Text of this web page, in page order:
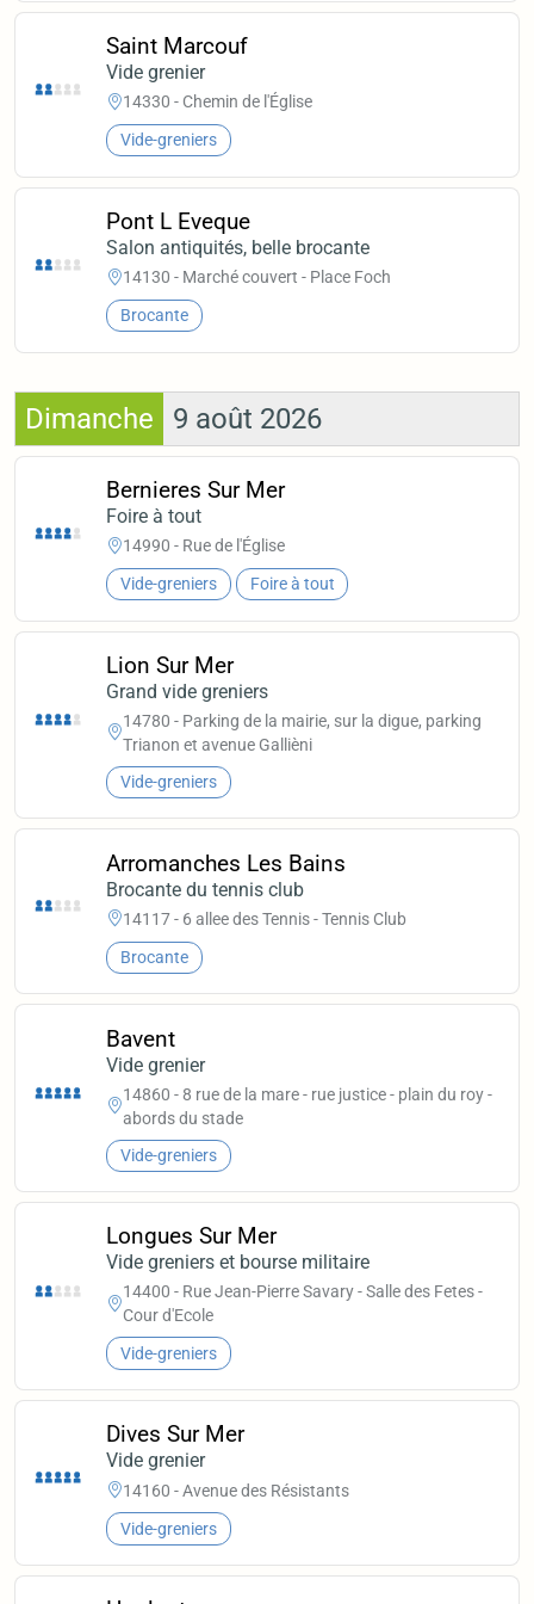
Saint Marcouf
Vide grenier
14330 - Chemin de l'Église
Vide-greniers
Pont L Eveque
Salon antiquités, belle brocante
14130 - Marché couvert - Place Foch
Brocante
Dimanche 9 août 2026
Bernieres Sur Mer
Foire à tout
14990 - Rue de l'Église
Vide-greniers Foire à tout
Lion Sur Mer
Grand vide greniers
14780 - Parking de la mairie, sur la digue, parking
Trianon et avenue Gallièni
Vide-greniers
Arromanches Les Bains
Brocante du tennis club
14117 - 6 allee des Tennis - Tennis Club
Brocante
Bavent
Vide grenier
14860 - 8 rue de la mare - rue justice - plain du roy -
abords du stade
Vide-greniers
Longues Sur Mer
Vide greniers et bourse militaire
14400 - Rue Jean-Pierre Savary - Salle des Fetes -
Cour d'Ecole
Vide-greniers
Dives Sur Mer
Vide grenier
14160 - Avenue des Résistants
Vide-greniers